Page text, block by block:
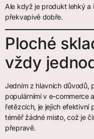
Ale když je produkt lehký
překvapivě dobře.
Ploché
vždy
Jedním z hlavních důvodů,
populárními v e-commerce
řetězcích, je jejich efektivní
téměř žádné místo, což je
přepravě.